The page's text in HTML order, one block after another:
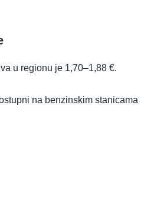
u regionu je 1,70–1,88 €.
na benzinskim stanicama